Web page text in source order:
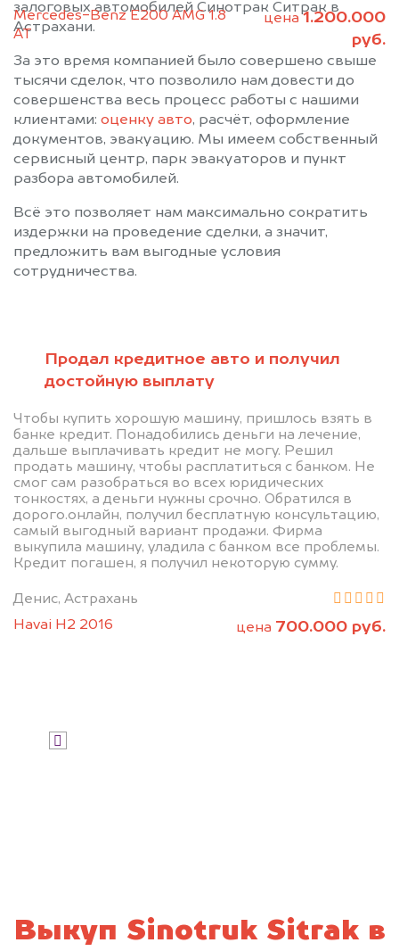
Mercedes-Benz E200 AMG 1.8
АТ
цена1.200.000
руб.
Продал кредитное авто и получил
достойную выплату
Чтобы купить хорошую машину, пришлось взять в
банке кредит. Понадобились деньги на лечение,
дальше выплачивать кредит не могу. Решил
продать машину, чтобы расплатиться с банком. Не
смог сам разобраться во всех юридических
тонкостях, а деньги нужны срочно. Обратился в
дорого.онлайн, получил бесплатную консультацию,
самый выгодный вариант продажи. Фирма
выкупила машину, уладила с банком все проблемы.
Кредит погашен, я получил некоторую сумму.
Денис, Астрахань
Havai H2 2016
цена 700.000 руб.
залоговых автомобилей Синотрак Ситрак в
Астрахани.
За это время компанией было совершено свыше
тысячи сделок, что позволило нам довести до
совершенства весь процесс работы с нашими
клиентами: оценку авто, расчёт, оформление
документов, эвакуацию. Мы имеем собственный
сервисный центр, парк эвакуаторов и пункт
разбора автомобилей.
Всё это позволяет нам максимально сократить
издержки на проведение сделки, а значит,
предложить вам выгодные условия
сотрудничества.
Позвоните нам: 8 (800)
551-81-15
Мы проконсультируем вас и
рассчитаем стоимость вашего
автомобиля.
Выкуп Sinotruk Sitrak в